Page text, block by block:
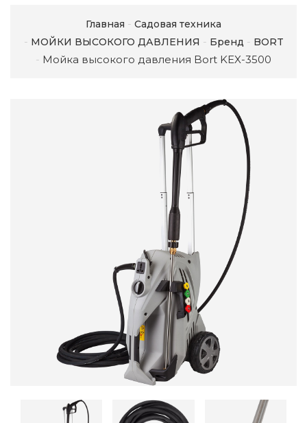
Главная
Садовая техника
МОЙКИ ВЫСОКОГО ДАВЛЕНИЯ
Бренд BORT
Мойка высокого давления Bort KEX-3500